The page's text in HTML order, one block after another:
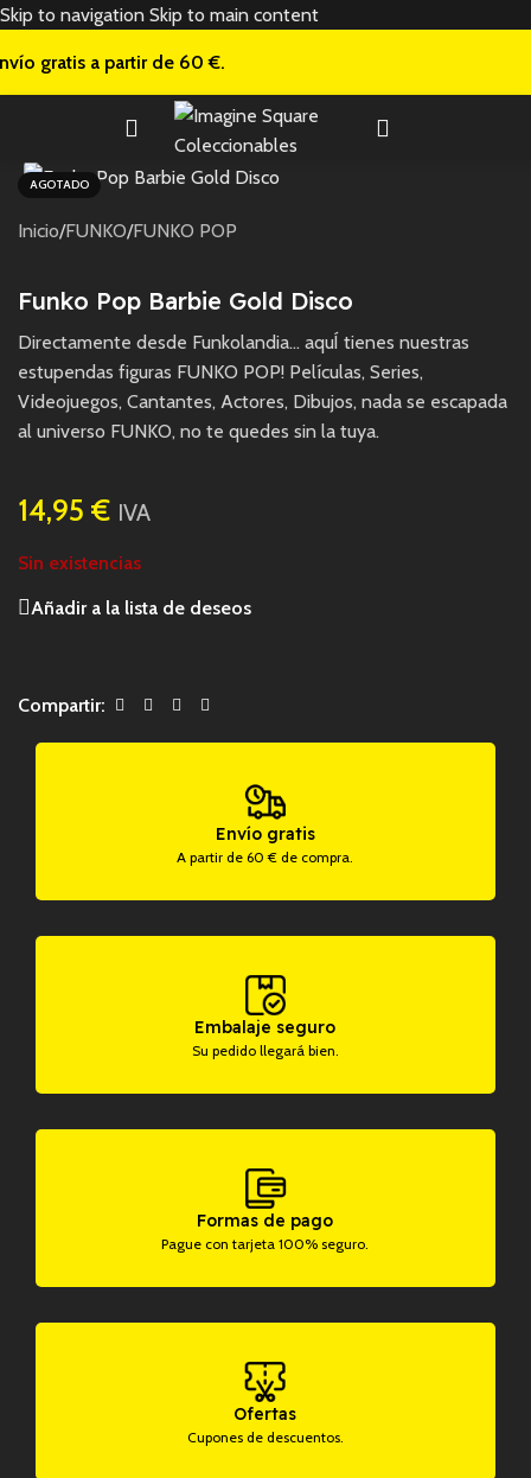
Skip to navigation Skip to main content
gratis a partir de 60 €.
AGOTADO
Inicio/FUNKO/FUNKO POP
Funko Pop Barbie Gold Disco
Directamente desde Funkolandia… aquÍ tienes nuestras
estupendas figuras FUNKO POP! Películas, Series,
Videojuegos, Cantantes, Actores, Dibujos, nada se escapada
al universo FUNKO, no te quedes sin la tuya.
14,95 € IVA
Sin existencias
Añadir a la lista de deseos
Compartir:
Envío gratis
A partir de 60 € de compra.
Embalaje seguro
Su pedido llegará bien.
Formas de pago
Pague con tarjeta 100% seguro.
Ofertas
Cupones de descuentos.